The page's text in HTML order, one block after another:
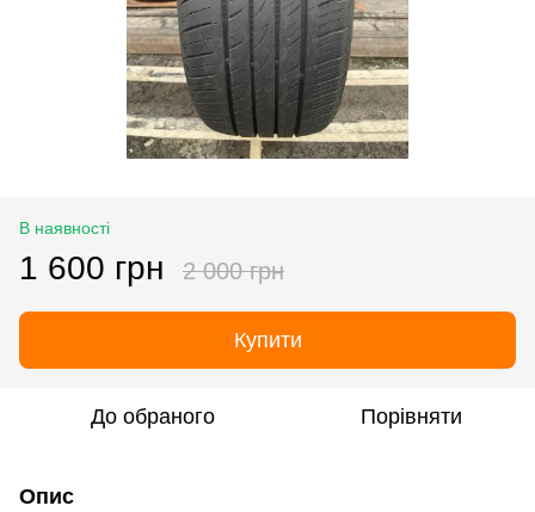
В наявності
1 600 грн 2 000 грн
Купити
До обраного Порівняти
Опис